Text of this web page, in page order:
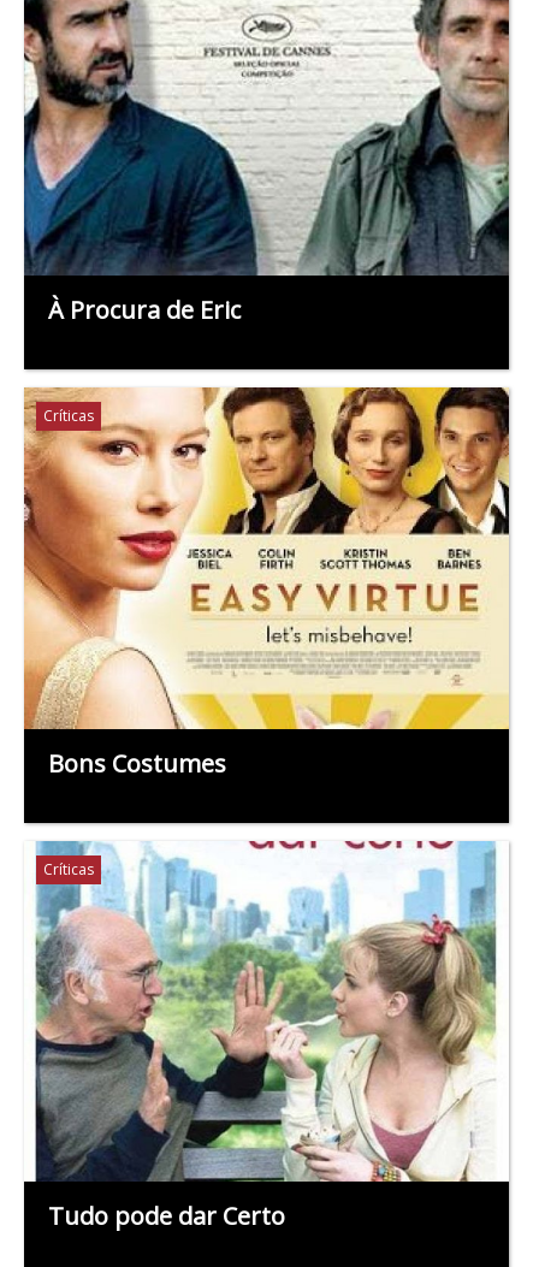
À Procura de Eric
Críticas
Bons Costumes
Críticas
Tudo pode dar Certo